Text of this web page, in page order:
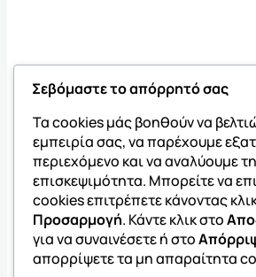
Σεβόμαστε το απόρρητό σας
Τα cookies μάς βοηθούν να
εμπειρία σας, να παρέχουμε
περιεχόμενο και να αναλύουμε
επισκεψιμότητα. Μπορείτε να
cookies επιτρέπετε κάνοντας
Προσαρμογή. Κάντε κλικ στο
για να συναινέσετε ή στο
απορρίψετε τα μη απαραίτητα